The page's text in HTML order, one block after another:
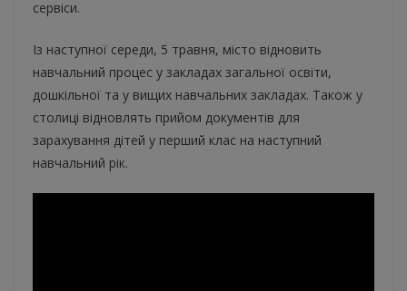
сервіси.
Із наступної середи, 5 травня, місто відновить
навчальний процес у закладах загальної освіти,
дошкільної та у вищих навчальних закладах. Також у
столиці відновлять прийом документів для
зарахування дітей у перший клас на наступний
навчальний рік.